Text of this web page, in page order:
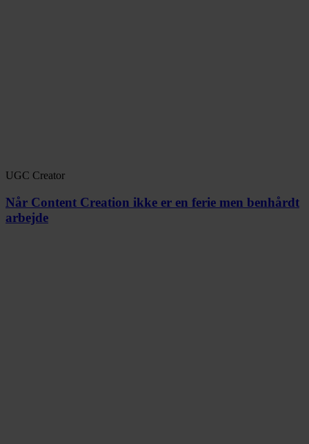
UGC Creator
Når Content Creation ikke er en ferie men benhårdt
arbejde